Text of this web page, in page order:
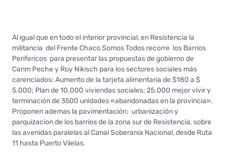
Al igual que en todo el interior provincial, en Resistencia la
militancia del Frente Chaco Somos Todos recorre los Barrios
Perifericos para presentar las propuestas de gobierno de
Carim Peche y Roy Nikisch para los sectores sociales más
carenciados: Aumento de la tarjeta alimentaria de $180 a $
5.000; Plan de 10.000 viviendas sociales; 25.000 mejor vivir y
terminación de 3500 unidades «abandonadas en la provincia».
Proponen ademas la pavimentación; urbanización y
parquizacion de los barrios de la zona sur de Resistencia, sobre
las avenidas paralelas al Canal Soberania Nacional, desde Ruta
11 hasta Puerto Vilelas.